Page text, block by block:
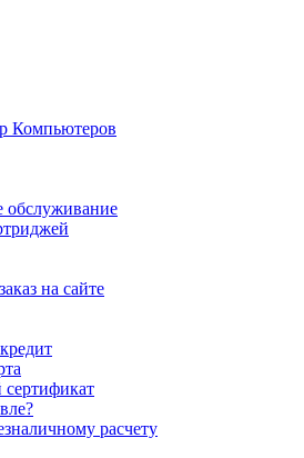
Компьютеров
обслуживание
на сайте
расчету